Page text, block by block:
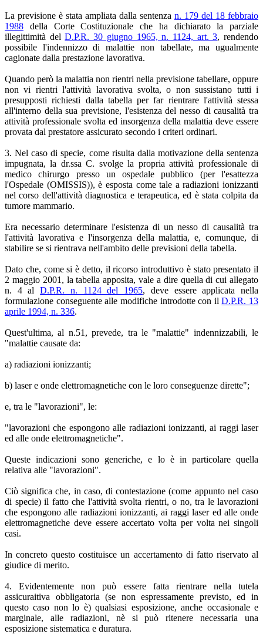
La previsione è stata ampliata dalla sentenza n. 179 del 18 febbraio
1988 della Corte Costituzionale che ha dichiarato la parziale
illegittimità delD.P.R. 30 giugno 1965, n. 1124, art. 3, rendendo
possibile l'indennizzo di malattie non tabellate, ma ugualmente
cagionate dalla prestazione lavorativa.
Quando però la malattia non rientri nella previsione tabellare, oppure
non vi rientri l'attività lavorativa svolta, o non sussistano tutti i
presupposti richiesti dalla tabella per far rientrare l'attività stessa
all'interno della sua previsione, l'esistenza del nesso di causalità tra
attività professionale svolta ed insorgenza della malattia deve essere
provata dal prestatore assicurato secondo i criteri ordinari.
3. Nel caso di specie, come risulta dalla motivazione della sentenza
impugnata, la dr.ssa C. svolge la propria attività professionale di
medico chirurgo presso un ospedale pubblico (per l'esattezza
l'Ospedale (OMISSIS)), è esposta come tale a radiazioni ionizzanti
nel corso dell'attività diagnostica e terapeutica, ed è stata colpita da
tumore mammario.
Era necessario determinare l'esistenza di un nesso di causalità tra
l'attività lavorativa e l'insorgenza della malattia, e, comunque, di
stabilire se si rientrava nell'ambito delle previsioni della tabella.
Dato che, come si è detto, il ricorso introduttivo è stato presentato il
2 maggio 2001, la tabella apposita, vale a dire quella di cui allegato
n. 4 alD.P.R. n. 1124 del 1965, deve essere applicata nella
formulazione conseguente alle modifiche introdotte con ilD.P.R. 13
aprile 1994, n. 336.
Quest'ultima, al n.51, prevede, tra le "malattie" indennizzabili, le
"malattie causate da:
a) radiazioni ionizzanti;
b) laser e onde elettromagnetiche con le loro conseguenze dirette";
e, tra le "lavorazioni", le:
"lavorazioni che espongono alle radiazioni ionizzanti, ai raggi laser
ed alle onde elettromagnetiche".
Queste indicazioni sono generiche, e lo è in particolare quella
relativa alle "lavorazioni".
Ciò significa che, in caso, di contestazione (come appunto nel caso
di specie) il fatto che l'attività svolta rientri, o no, tra le lavorazioni
che espongono alle radiazioni ionizzanti, ai raggi laser ed alle onde
elettromagnetiche deve essere accertato volta per volta nei singoli
casi.
In concreto questo costituisce un accertamento di fatto riservato al
giudice di merito.
4. Evidentemente non può essere fatta rientrare nella tutela
assicuraitiva obbligatoria (se non espressamente previsto, ed in
questo caso non lo è) qualsiasi esposizione, anche occasionale e
marginale, alle radiazioni, nè si può ritenere necessaria una
esposizione sistematica e duratura.